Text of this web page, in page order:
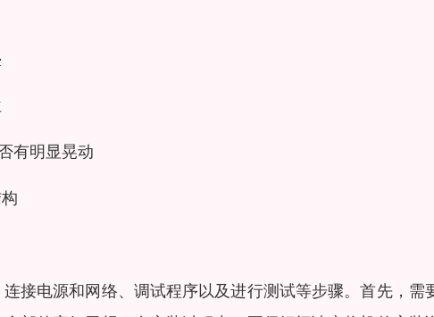
有明显晃动
接电源和网络、调试程序以及进行测试等步骤。首先，需